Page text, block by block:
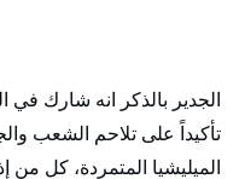
الجدير بالذكر انه شارك في
تأكيداً على تلاحم الشعب
الميليشيا المتمردة، كل